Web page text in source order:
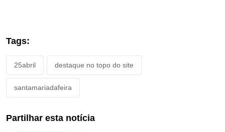
Tags:
25abril destaque no topo do site
santamariadafeira
Partilhar esta notícia